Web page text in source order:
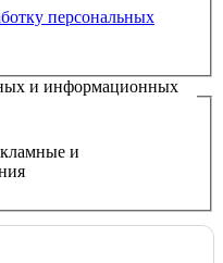
персональных
и информационных
и